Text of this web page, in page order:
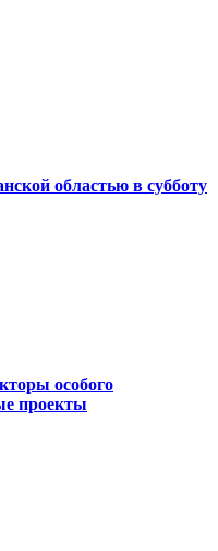
областью в субботу
особого
проекты